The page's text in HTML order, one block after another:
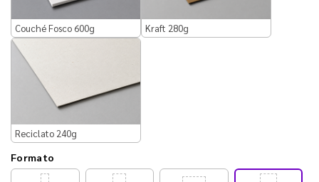
Couché Fosco 600g Kraft 280g
Reciclato 240g
Formato